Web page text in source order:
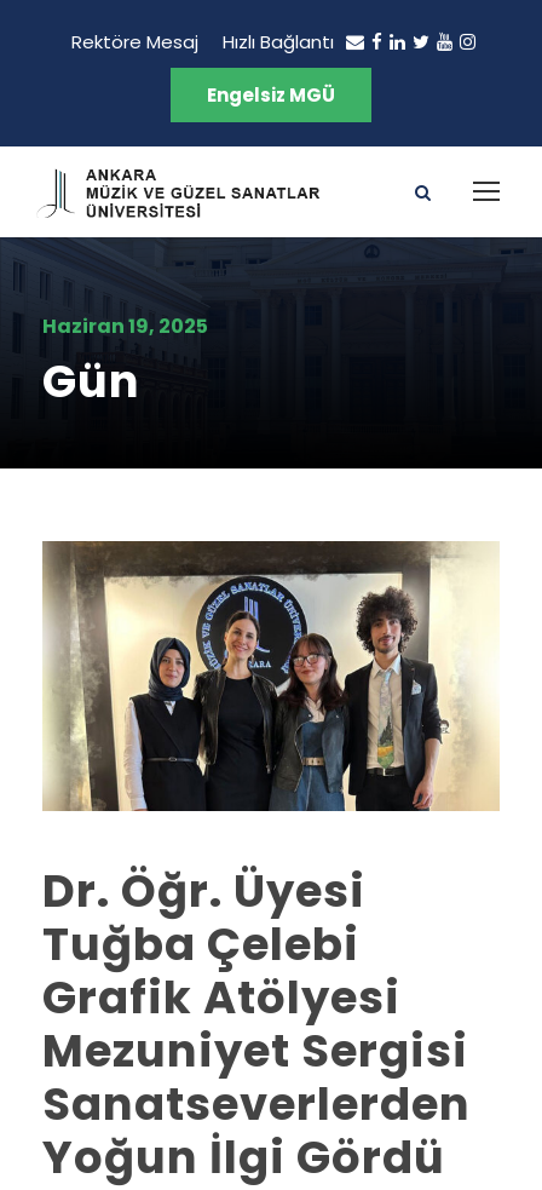
Rektöre Mesaj Hızlı Bağlantı
Engelsiz MGÜ
Haziran 19, 2025
Gün
Dr. Öğr. Üyesi
Tuğba Çelebi
Grafik Atölyesi
Mezuniyet Sergisi
Sanatseverlerden
Yoğun İlgi Gördü